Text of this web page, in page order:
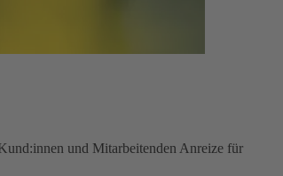
und Mitarbeitenden Anreize für